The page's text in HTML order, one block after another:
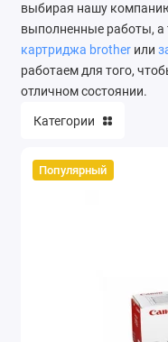
выбирая нашу
выполненные работы,
картриджа brotherили
работаем для того,
отличном состоянии.
Категории
Популярный